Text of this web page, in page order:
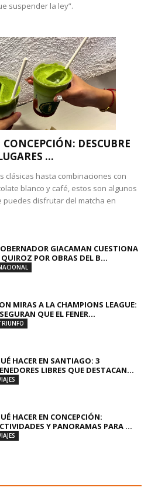
suspender la ley”.
DESCUBRE
...
clásicas hasta combinaciones con
blanco y café, estos son algunos
puedes disfrutar del matcha en
GIACAMAN CUESTIONA
POR OBRAS DEL B...
MIRAS A LA CHAMPIONS LEAGUE:
QUE EL FENER...
HACER EN SANTIAGO: 3
LIBRES QUE DESTACAN...
HACER EN CONCEPCIÓN:
Y PANORAMAS PARA ...